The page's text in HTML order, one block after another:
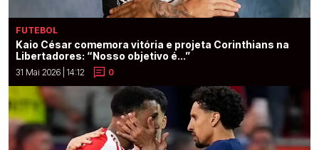
FUTEBOL
Kaio César comemora vitória e projeta Corinthians na
Libertadores: “Nosso objetivo é...”
31 Mai 2026 | 14:12 0